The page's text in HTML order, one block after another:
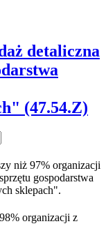
detaliczna
(47.54.Z)
niż 97% organizacji
gospodarstwa
sklepach".
organizacji z